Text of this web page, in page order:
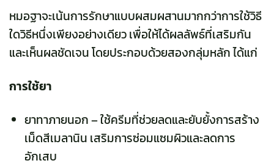
หมอฐาจะเน้นการรักษาแบบผสมผสานมากกว่าการใช้วิธี
ใดวิธีหนึ่งเพียงอย่างเดียว เพื่อให้ได้ผลลัพธ์ที่เสริมกัน
และเห็นผลชัดเจน โดยประกอบด้วยสองกลุ่มหลัก ได้แก่
การใช้ยา
ยาทาภายนอก – ใช้ครีมที่ช่วยลดและยับยั้งการสร้าง
เม็ดสีเมลานิน เสริมการซ่อมแซมผิวและลดการ
อักเสบ